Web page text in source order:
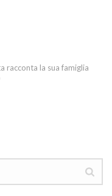
racconta la sua famiglia